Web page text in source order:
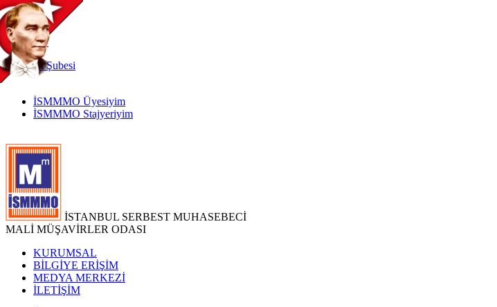
TR
|
EN
İnternetŞubesi
İSMMMO Üyesiyim
İSMMMO Stajyeriyim
İSTANBUL SERBEST MUHASEBECİ
MALİ MÜŞAVİRLER ODASI
KURUMSAL
BİLGİYE ERİŞİM
MEDYA MERKEZİ
İLETİŞİM